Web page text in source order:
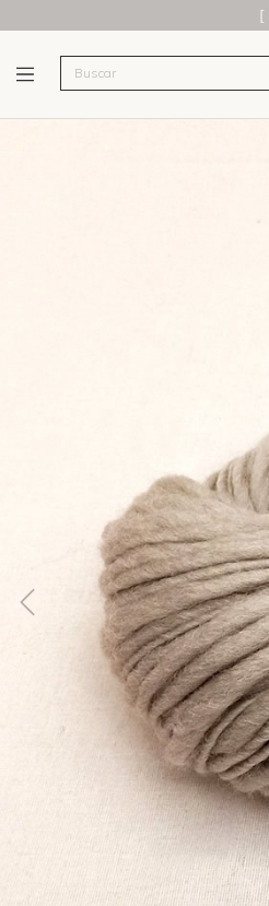
[ 3 CUOTAS